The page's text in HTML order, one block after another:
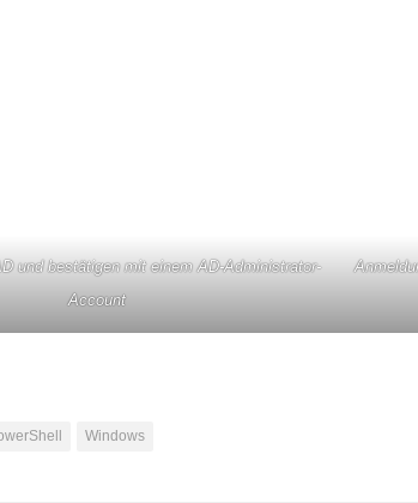
und bestätigen mit einem AD-Administrator-
Account
Windows